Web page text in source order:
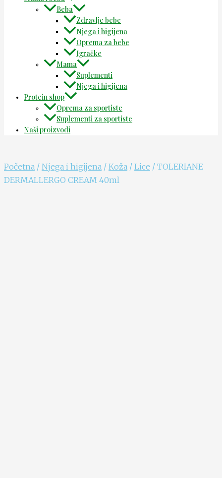
Beba
Zdravlje bebe
Njega i higijena
Oprema za bebe
Igračke
Mama
Suplementi
Njega i higijena
Protein shop
Oprema za sportiste
Suplementi za sportiste
Naši proizvodi
Početna / Njega i higijena / Koža / Lice / TOLERIANE
DERMALLERGO CREAM 40ml